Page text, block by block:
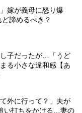
嫁が義母に怒り爆
諦めるべき？
子だったが…「うど
る小さな違和感【あ
外に行って？」夫が
い打ちをかける…妻の